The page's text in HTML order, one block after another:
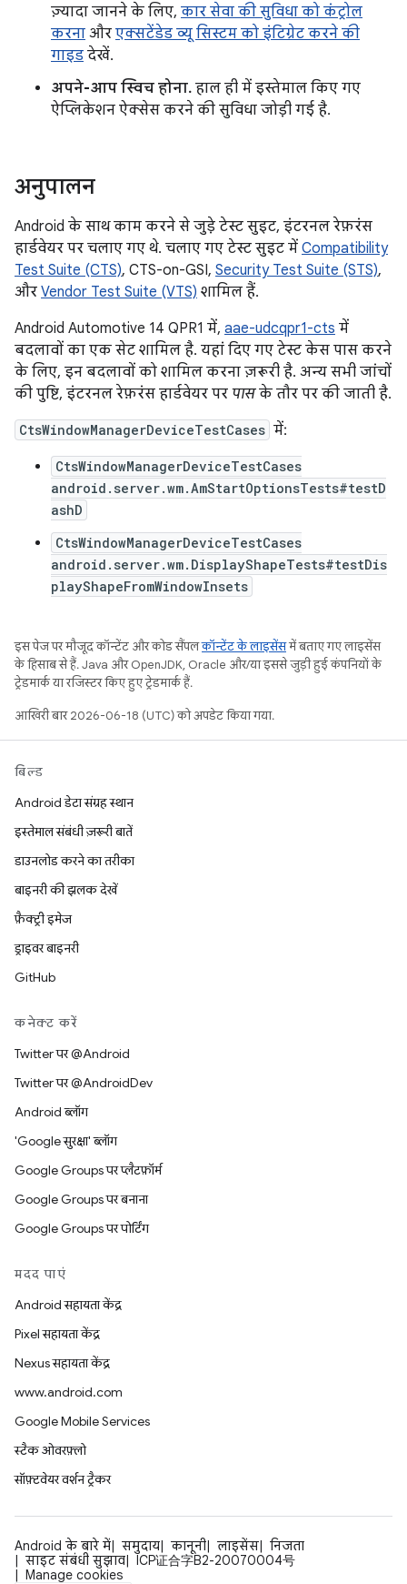
ज़्यादा जानने के लिए, कार सेवा की सुविधा को कंट्रोल
करना और एक्सटेंडेड व्यू सिस्टम को इंटिग्रेट करने की
गाइड देखें.
अपने-आप स्विच होना. हाल ही में इस्तेमाल किए गए
ऐप्लिकेशन ऐक्सेस करने की सुविधा जोड़ी गई है.
अनुपालन
Android के साथ काम करने से जुड़े टेस्ट सुइट, इंटरनल रेफ़रंस
हार्डवेयर पर चलाए गए थे. चलाए गए टेस्ट सुइट में Compatibility
Test Suite (CTS), CTS-on-GSI, Security Test Suite (STS),
और Vendor Test Suite (VTS) शामिल हैं.
Android Automotive 14 QPR1 में, aae-udcqpr1-cts में
बदलावों का एक सेट शामिल है. यहां दिए गए टेस्ट केस पास करने
के लिए, इन बदलावों को शामिल करना ज़रूरी है. अन्य सभी जांचों
की पुष्टि, इंटरनल रेफ़रंस हार्डवेयर पर पासके तौर पर की जाती है.
CtsWindowManagerDeviceTestCases में:
CtsWindowManagerDeviceTestCases
android.server.wm.AmStartOptionsTests#testD
ashD
CtsWindowManagerDeviceTestCases
android.server.wm.DisplayShapeTests#testDis
playShapeFromWindowInsets
इस पेज पर मौजूद कॉन्टेंट और कोड सैंपलकॉन्टेंट के लाइसेंसमें बताए गए लाइसेंस
के हिसाब से हैं. Java और OpenJDK, Oracle और/या इससे जुड़ी हुई कंपनियों के
ट्रेडमार्क या रजिस्टर किए हुए ट्रेडमार्क हैं.
आखिरी बार 2026-06-18 (UTC) को अपडेट किया गया.
बिल्ड
Android डेटा संग्रह स्थान
इस्तेमाल संबंधी ज़रूरी बातें
डाउनलोड करने का तरीका
बाइनरी की झलक देखें
फ़ैक्ट्री इमेज
ड्राइवर बाइनरी
GitHub
कनेक्ट करें
Twitter पर @Android
Twitter पर @AndroidDev
Android ब्लॉग
'Google सुरक्षा' ब्लॉग
Google Groups पर प्लैटफ़ॉर्म
Google Groups पर बनाना
Google Groups पर पोर्टिंग
मदद पाएं
Android सहायता केंद्र
Pixel सहायता केंद्र
Nexus सहायता केंद्र
www.android.com
Google Mobile Services
स्टैक ओवरफ़्लो
सॉफ़्टवेयर वर्शन ट्रैकर
Android के बारे में समुदाय कानूनी लाइसेंस
निजता
साइट संबंधी सुझाव
ICP证合字B2-20070004号
Manage cookies